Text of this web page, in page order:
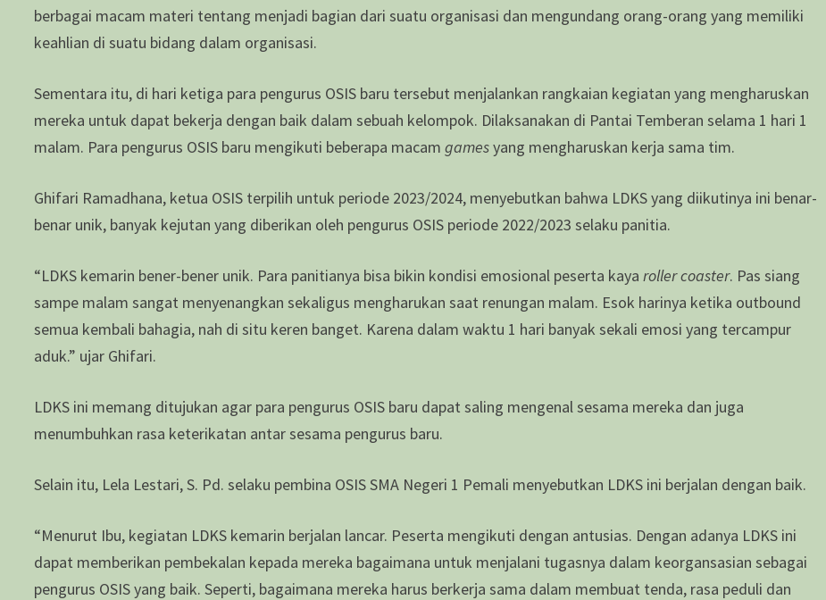
berbagai macam materi tentang menjadi bagian dari suatu organisasi dan mengundang orang-orang yang memiliki
keahlian di suatu bidang dalam organisasi.
Sementara itu, di hari ketiga para pengurus OSIS baru tersebut menjalankan rangkaian kegiatan yang mengharuskan
mereka untuk dapat bekerja dengan baik dalam sebuah kelompok. Dilaksanakan di Pantai Temberan selama 1 hari 1
malam. Para pengurus OSIS baru mengikuti beberapa macamgamesyang mengharuskan kerja sama tim.
Ghifari Ramadhana, ketua OSIS terpilih untuk periode 2023/2024, menyebutkan bahwa LDKS yang diikutinya ini benar-
benar unik, banyak kejutan yang diberikan oleh pengurus OSIS periode 2022/2023 selaku panitia.
“LDKS kemarin bener-bener unik. Para panitianya bisa bikin kondisi emosional peserta kayaroller coaster. Pas siang
sampe malam sangat menyenangkan sekaligus mengharukan saat renungan malam. Esok harinya ketika outbound
semua kembali bahagia, nah di situ keren banget. Karena dalam waktu 1 hari banyak sekali emosi yang tercampur
aduk.” ujar Ghifari.
LDKS ini memang ditujukan agar para pengurus OSIS baru dapat saling mengenal sesama mereka dan juga
menumbuhkan rasa keterikatan antar sesama pengurus baru.
Selain itu, Lela Lestari, S. Pd. selaku pembina OSIS SMA Negeri 1 Pemali menyebutkan LDKS ini berjalan dengan baik.
“Menurut Ibu, kegiatan LDKS kemarin berjalan lancar. Peserta mengikuti dengan antusias. Dengan adanya LDKS ini
dapat memberikan pembekalan kepada mereka bagaimana untuk menjalani tugasnya dalam keorgansasian sebagai
pengurus OSIS yang baik. Seperti, bagaimana mereka harus berkerja sama dalam membuat tenda, rasa peduli dan